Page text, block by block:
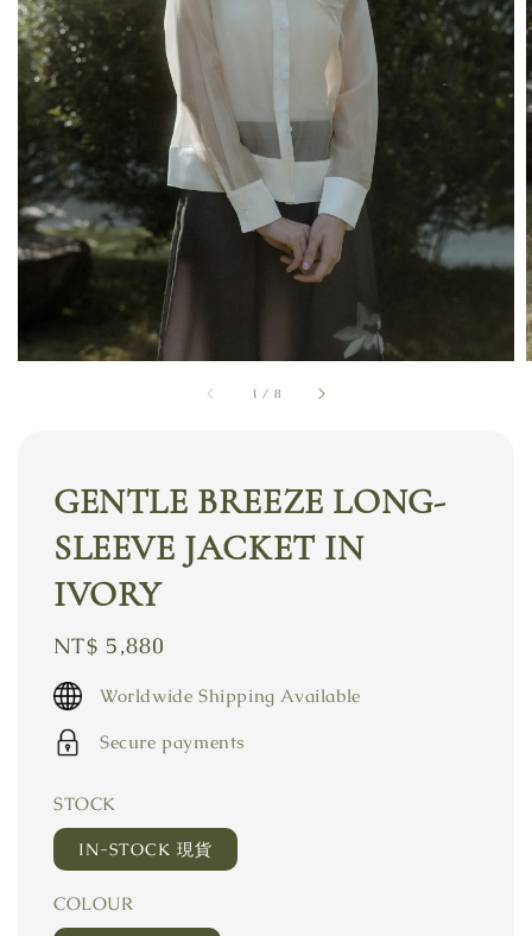
1 / 8
GENTLE BREEZE LONG-
SLEEVE JACKET IN
IVORY
Regular
price
NT$ 5,880
Worldwide Shipping Available
Secure payments
STOCK
IN-STOCK 現貨
COLOUR